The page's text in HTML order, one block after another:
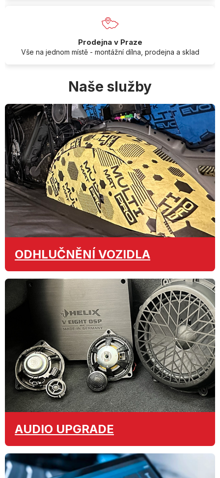
Prodejna v Praze
Vše na jednom místě - montážní dílna, prodejna a sklad
Naše služby
ODHLUČNĚNÍ VOZIDLA
AUDIO UPGRADE